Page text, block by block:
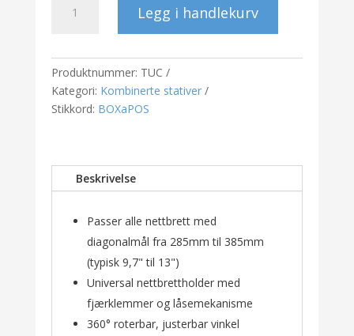
nettbrett
(BOXaPOS)
antall
Legg i handlekurv
Produktnummer: TUC
Kategori: Kombinerte stativer
Stikkord: BOXaPOS
Beskrivelse
Passer alle nettbrett med
diagonalmål fra 285mm til 385mm
(typisk 9,7" til 13")
Universal nettbrettholder med
fjærklemmer og låsemekanisme
360° roterbar, justerbar vinkel